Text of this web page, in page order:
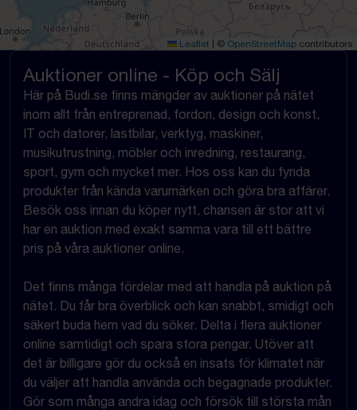
Leaflet © OpenStreetMap contributors
Auktioner online - Köp och Sälj
Här på Budi.se finns mängder av auktioner på nätet
inom allt från entreprenad, fordon, design och konst,
IT och datorer, lastbilar, verktyg, maskiner,
musikutrustning, möbler och inredning, restaurang,
sport, gym och mycket mer. Hos oss kan du fynda
produkter från kända varumärken och göra bra affärer.
Besök oss innan du köper nytt, chansen är stor att vi
har en auktion med exakt samma vara till ett bättre
pris på våra auktioner online.
Det finns många fördelar med att handla på auktion på
nätet. Du får bra överblick och kan snabbt, smidigt och
säkert buda hem vad du söker. Delta i flera auktioner
online samtidigt och spara stora pengar. Utöver att
det är billigare gör du också en insats för klimatet när
du väljer att handla använda och begagnade produkter.
Gör som många andra idag och försök till största mån